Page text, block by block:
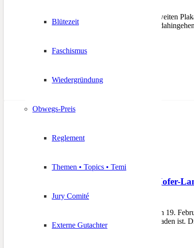
Blütezeit
Faschismus
Wiedergründung
Obwegs-Preis
Reglement
Themen • Topics • Temi
Jury Comité
Externe Gutachter
BOZEN – Mit einer landesweiten
und den Gesetzesvorschlag
Aufruf zur Andreas-Hofer-
MERAN – Am Sonntag, den 19.
Bevölkerung herzlich eingeladen ist.